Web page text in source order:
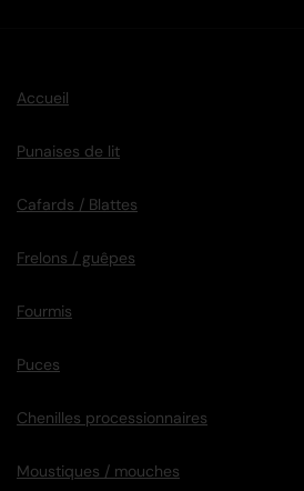
Accueil
Punaises de lit
Cafards / Blattes
Frelons / guêpes
Fourmis
Puces
Chenilles processionnaires
Moustiques / mouches